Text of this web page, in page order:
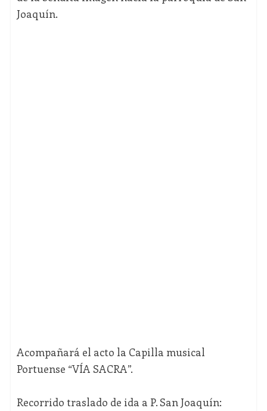
Joaquín.
Acompañará el acto la Capilla musical
Portuense “VÍA SACRA”.
Recorrido traslado de ida a P. San Joaquín: